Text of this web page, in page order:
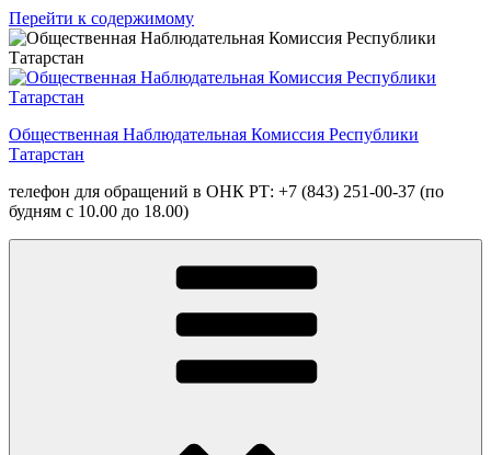
Перейти к содержимому
Общественная Наблюдательная Комиссия Республики
Татарстан
телефон для обращений в ОНК РТ: +7 (843) 251-00-37 (по
будням с 10.00 до 18.00)